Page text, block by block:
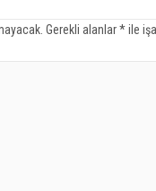
Gerekli alanlar*ile